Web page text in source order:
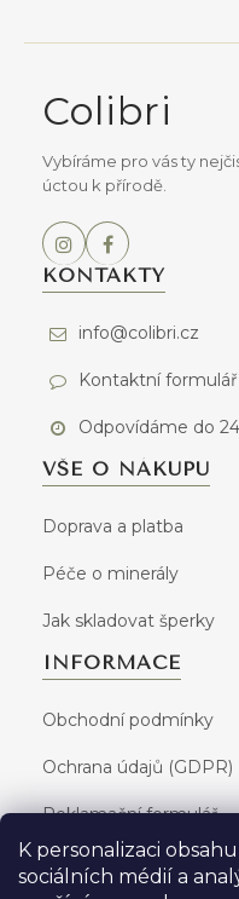
K personalizaci
sociálních médií a
Colibri
Vybíráme pro vás ty
úctou k přírodě.
KONTAKTY
info@colibri.cz
Kontaktní formulář
Odpovídáme do
VŠE O NÁKUPU
Doprava a platba
Péče o minerály
Jak skladovat šperky
INFORMACE
Obchodní podmínky
Ochrana údajů (GDPR)
Reklamační formulář